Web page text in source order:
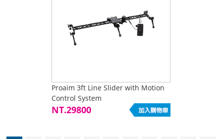
Proaim 3ft Line Slider with Motion
Control System
NT.29800